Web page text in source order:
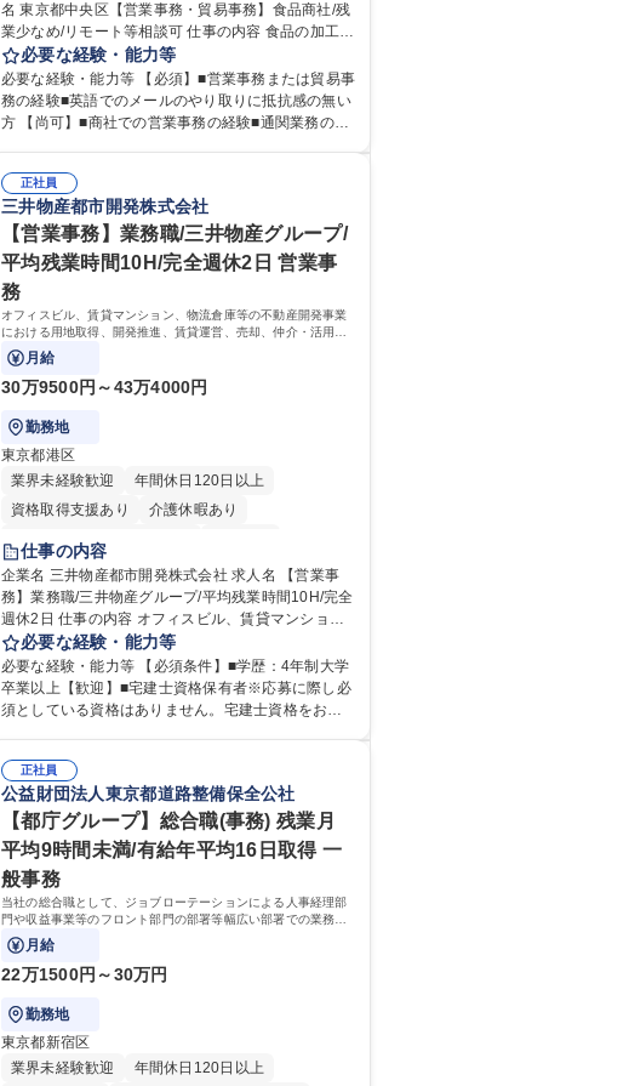
名 東京都中央区【営業事務・貿易事務】食品商社/残
業少なめ/リモート等相談可 仕事の内容 食品の加工・
販売を行っている当社にて、営業事務・貿易事務を
お任せいたします。営業社員のサポートポジション
として、受発注から海外工場との調整まで幅広く対
応し、当社事業の根幹を支えていただきます。 ■受発
業者を通して行う輸出入業全般 ■倉庫との倉入れ調整
等 ※ゼネラリストとしてのキャリアアップを目指す
ことが可能です。単に商品を販売するだけでなく原
料の仕入れから販売までをトータルプロデュースし
ているため、商品に関わる全ての業務をサポート頂
きます。 募集職種 東京都中央区【営業事務・貿易事
務】食品商社/残業少なめ/リモート等相談可
必要な経験・能力等
必要な経験・能力等 【必須】■営業事務または貿易事
務の経験■英語でのメールのやり取りに抵抗感の無い
方 【尚可】■商社での営業事務の経験■通関業務の経
週1日のリモート勤務も相談可能で、ワークライフバ
ランスを保ち長期就業しやすい環境です。 【当社の
強み】1991年の設立以来、外食産業を中心としたお
客様の多様なニーズに沿った冷凍水産物等の生産・
輸入・販売を一貫して手掛けています。自社工場と
海外拠点の強固な連携によるワンストップサービス
が最大の強みです。 学歴・資格 学歴：大学院 大学
語学力：英語 資格：
正社員
三井物産都市開発株式会社
【営業事務】業務職/三井物産グループ/
平均残業時間10H/完全週休2日 営業事
務
オフィスビル、賃貸マンション、物流倉庫等の不動産開発事業
における用地取得、開発推進、賃貸運営、売却、仲介・活用提
案等を行う営業部門において事務業務を担当いただきます。
月給
30万9500円～43万4000円
勤務地
東京都港区
業界未経験歓迎
年間休日120日以上
資格取得支援あり
介護休暇あり
月平均残業時間20時間以内
退職金あり
在宅OK 賞与あり
育休あり
完全週休2日制
交通費支給
駅近5分以内
土日祝休み
寮・社宅あり
仕事の内容
企業名 三井物産都市開発株式会社 求人名 【営業事
務】業務職/三井物産グループ/平均残業時間10H/完全
週休2日 仕事の内容 オフィスビル、賃貸マンショ
ン、物流倉庫等の不動産開発事業における用地取
得、開発推進、賃貸運営、売却、仲介・活用提案等
を行う営業部門において事務業務を担当いただきま
す。 【詳細】・契約書管理、契約書製本、捺印対
録、取引先マスター申請対応）・予算作成及び予実
管理・各種稟議書、報告書作成業務・各種台帳管
理、交際費・会議費支払報告書作成及び月次管理・
部内総務庶務全般 など※※配属先によっては上記の
他に担当頂く業務が発生する場合があります。 募集
職種 【営業事務】業務職/三井物産グループ/平均残業
時間10H/完全週休2日
必要な経験・能力等
必要な経験・能力等 【必須条件】■学歴：4年制大学
卒業以上【歓迎】■宅建士資格保有者※応募に際し必
須としている資格はありません。宅建士資格をお持
向学心豊かで、主体的に行動できる方。 ・社内外の
多様な関係者と協調して業務を進められるコミュニ
ケーション力がある方。 ・チャレンジを厭わず、粘
り強く業務に取り組める方。多様な関係者と謙虚に
信頼関係を構築でき、期限を意識したスケジュール
管理が出来る方。※将来的に他部署（営業部門、コ
ーポレート部門）へのジョブローテーションの可能
性があります。 学歴・資格 学歴：大学院 大学 語学
力： 資格：宅地建物取引士
正社員
公益財団法人東京都道路整備保全公社
【都庁グループ】総合職(事務) 残業月
平均9時間未満/有給年平均16日取得 一
般事務
当社の総合職として、ジョブローテーションによる人事経理部
門や収益事業等のフロント部門の部署等幅広い部署での業務を
お任せいたします。研修制度やキャリア支援が充実しておりま
す！ ※下記業務詳細
月給
22万1500円～30万円
勤務地
東京都新宿区
業界未経験歓迎
年間休日120日以上